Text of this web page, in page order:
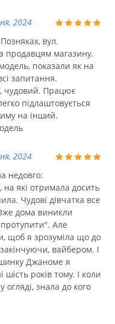
2024
вул.
продавцям магазину.
показали як на
запитання.
чудовий. Працює
підлаштовується
на інший.
2024
недовго:
які отримала досить
Чудові дівчатка все
дома виникли
Але
щоб я зрозуміла що до
вайбером. І
Джаноме я
років тому. І коли
знала до кого